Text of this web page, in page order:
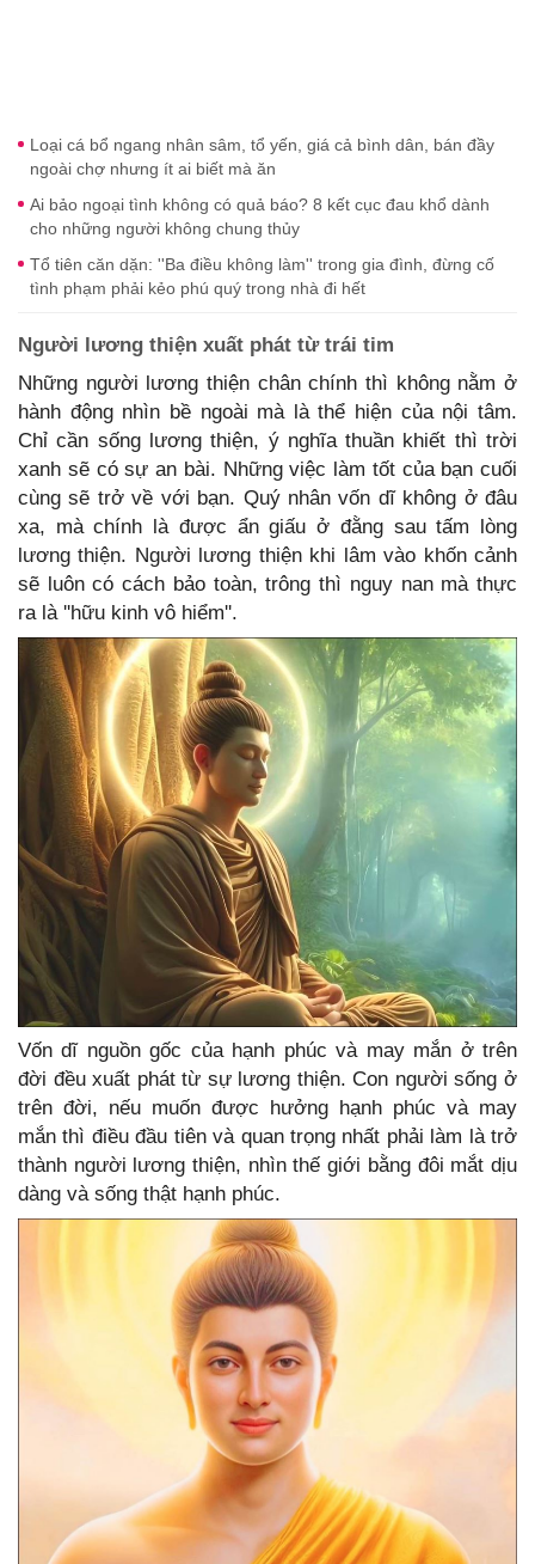
Loại cá bổ ngang nhân sâm, tổ yến, giá cả bình dân, bán đầy
ngoài chợ nhưng ít ai biết mà ăn
Ai bảo ngoại tình không có quả báo? 8 kết cục đau khổ dành
cho những người không chung thủy
Tổ tiên căn dặn: ''Ba điều không làm'' trong gia đình, đừng cố
tình phạm phải kẻo phú quý trong nhà đi hết
Người lương thiện xuất phát từ trái tim
Những người lương thiện chân chính thì không nằm ở
hành động nhìn bề ngoài mà là thể hiện của nội tâm.
Chỉ cần sống lương thiện, ý nghĩa thuần khiết thì trời
xanh sẽ có sự an bài. Những việc làm tốt của bạn cuối
cùng sẽ trở về với bạn. Quý nhân vốn dĩ không ở đâu
xa, mà chính là được ẩn giấu ở đằng sau tấm lòng
lương thiện. Người lương thiện khi lâm vào khốn cảnh
sẽ luôn có cách bảo toàn, trông thì nguy nan mà thực
ra là ''hữu kinh vô hiểm''.
Vốn dĩ nguồn gốc của hạnh phúc và may mắn ở trên
đời đều xuất phát từ sự lương thiện. Con người sống ở
trên đời, nếu muốn được hưởng hạnh phúc và may
mắn thì điều đầu tiên và quan trọng nhất phải làm là trở
thành người lương thiện, nhìn thế giới bằng đôi mắt dịu
dàng và sống thật hạnh phúc.